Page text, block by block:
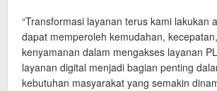
“Transformasi layanan terus kami lakukan
dapat memperoleh kemudahan,
kenyamanan dalam mengakses layanan
layanan digital menjadi bagian penting
kebutuhan masyarakat yang semakin